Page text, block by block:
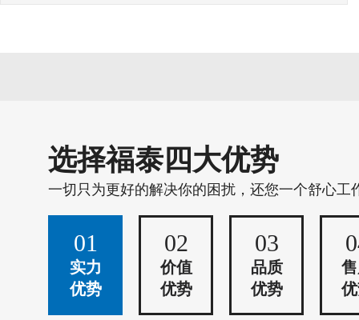
选择福泰四大优势
一切只为更好的解决你的困扰，还您一个舒心工
01
实力
优势
02
价值
优势
03
品质
优势